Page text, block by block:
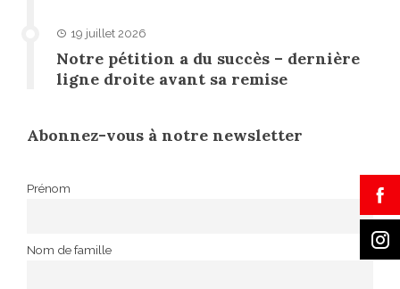
19 juillet 2026
Notre pétition a du succès – dernière
ligne droite avant sa remise
Abonnez-vous à notre newsletter
Prénom
Nom de famille